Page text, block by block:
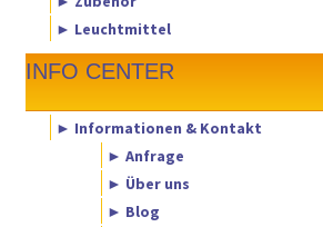
► Leuchtmittel
INFO CENTER
► Informationen & Kontakt
► Anfrage
► Über uns
► Blog